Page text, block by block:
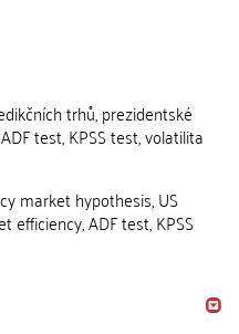
trhů, prezidentské
test, KPSS test, volatilita
market hypothesis, US
efficiency, ADF test, KPSS